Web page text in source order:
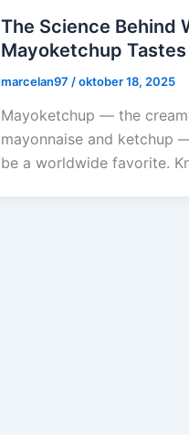
The Science Behind
Mayoketchup Tastes
marcelan97 /oktober 18, 2025
Mayoketchup — the
mayonnaise and ketchup
be a worldwide favorite.